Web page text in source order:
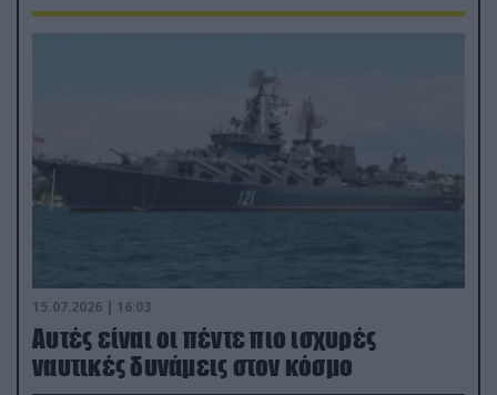
15.07.2026 | 16:03
Aυτές είναι οι πέντε πιο ισχυρές
ναυτικές δυνάμεις στον κόσμο